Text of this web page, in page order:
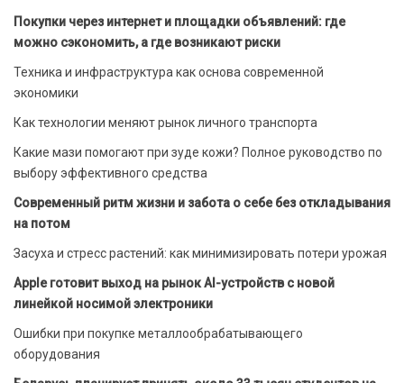
Покупки через интернет и площадки объявлений: где
можно сэкономить, а где возникают риски
Техника и инфраструктура как основа современной
экономики
Как технологии меняют рынок личного транспорта
Какие мази помогают при зуде кожи? Полное руководство по
выбору эффективного средства
Современный ритм жизни и забота о себе без откладывания
на потом
Засуха и стресс растений: как минимизировать потери урожая
Apple готовит выход на рынок AI-устройств с новой
линейкой носимой электроники
Ошибки при покупке металлообрабатывающего
оборудования